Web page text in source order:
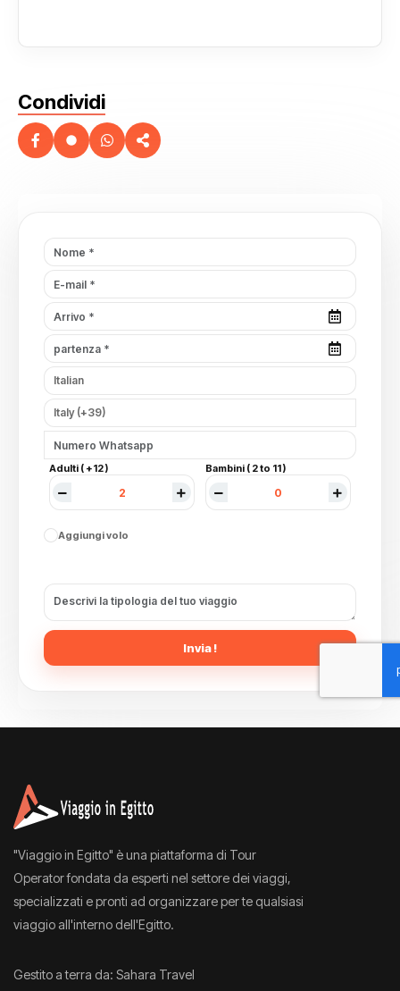
Condividi
Adulti ( +12 ) Bambini ( 2 to 11 )
Aggiungi volo
Invia !
"Viaggio in Egitto" è una piattaforma di Tour
Operator fondata da esperti nel settore dei viaggi,
specializzati e pronti ad organizzare per te qualsiasi
viaggio all'interno dell'Egitto.
Gestito a terra da: Sahara Travel